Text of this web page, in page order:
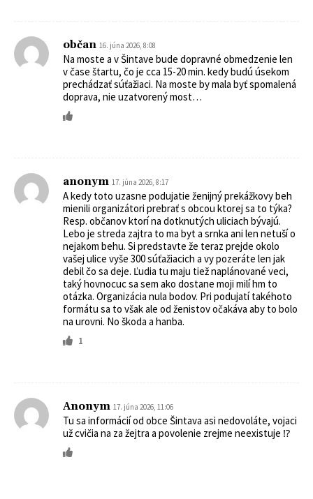
občan 16. júna 2026, 8:08
Na moste a v Šintave bude dopravné obmedzenie len
v čase štartu, čo je cca 15-20 min. kedy budú úsekom
prechádzať súťažiaci. Na moste by mala byť spomalená
doprava, nie uzatvorený most…
anonym 17. júna 2026, 8:17
A kedy toto uzasne podujatie ženijný prekážkovy beh
mienili organizátori prebrať s obcou ktorej sa to týka?
Resp. občanov ktorí na dotknutých uliciach bývajú.
Lebo je streda zajtra to ma byt a srnka ani len netuší o
nejakom behu. Si predstavte že teraz prejde okolo
vašej ulice vyše 300 súťažiacich a vy pozeráte len jak
debil čo sa deje. Ľudia tu maju tiež naplánované veci,
taký hovnocuc sa sem ako dostane moji milí hm to
otázka. Organizácia nula bodov. Pri podujatí takéhoto
formátu sa to však ale od ženistov očakáva aby to bolo
na urovni. No škoda a hanba.
1
Anonym 17. júna 2026, 11:06
Tu sa informácií od obce Šintava asi nedovoláte, vojaci
už cvičia na za žejtra a povolenie zrejme neexistuje ⁉️